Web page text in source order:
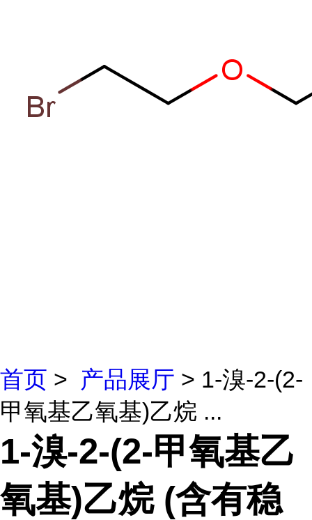
首页 > 产品展厅 > 1-溴-2-(2-
甲氧基乙氧基)乙烷 ...
1-溴-2-(2-甲氧基乙
氧基)乙烷 (含有稳